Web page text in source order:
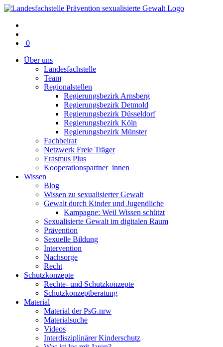
0Warenkorb
0
Artikel(n)
Über uns
Landesfachstelle
Team
Regionalstellen
Regierungsbezirk Arnsberg
Regierungsbezirk Detmold
Regierungsbezirk Düsseldorf
Regierungsbezirk Köln
Regierungsbezirk Münster
Fachbeirat
Netzwerk Freie Träger
Erasmus Plus
Kooperationspartner_innen
Wissen
Blog
Wissen zu sexualisierter Gewalt
Gewalt durch Kinder und Jugendliche
Kampagne: Weil Wissen schützt
Sexualisierte Gewalt im digitalen Raum
Prävention
Sexuelle Bildung
Intervention
Nachsorge
Recht
Schutzkonzepte
Rechte- und Schutzkonzepte
Schutzkonzeptberatung
Material
Material der PsG.nrw
Materialsuche
Videos
Interdisziplinärer Kinderschutz